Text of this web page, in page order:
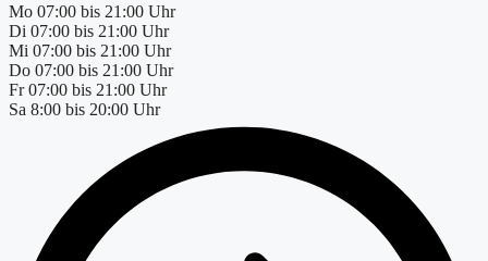
Mo 07:00 bis 21:00 Uhr
Di 07:00 bis 21:00 Uhr
Mi 07:00 bis 21:00 Uhr
Do 07:00 bis 21:00 Uhr
Fr 07:00 bis 21:00 Uhr
Sa 8:00 bis 20:00 Uhr